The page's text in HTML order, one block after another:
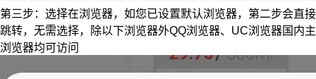
第三步：选择在浏览器，如您已设置默认浏览器，第二步会直接
跳转，无需选择，除以下浏览器外QQ浏览器、UC浏览器国内主
浏览器均可访问